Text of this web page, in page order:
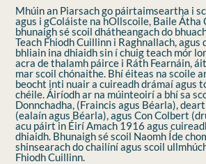
Mhúin an Piarsach go páirtaimseartha i
agus i gColáiste na hOllscoile, Baile Átha
bhunaigh sé scoil dhátheangach do
Teach Fhiodh Cuillinn i Raghnallach, agus
bhliain ina dhiaidh sin í chuig teach mór
acra de thalamh páirce i Ráth Fearnáin, áit
mar scoil chónaithe. Bhí éiteas na scoile
beocht inti nuair a cuireadh drámaí agus
chéile. Áiríodh ar na múinteoirí a bhí sa
Donnchadha, (Fraincis agus Béarla),
(ealaín agus Béarla), agus Con Colbert
acu páirt in Éirí Amach 1916 agus
dhiaidh. Bhunaigh sé scoil Naomh Íde
shinsearach do chailíní agus scoil
Fhiodh Cuillinn.